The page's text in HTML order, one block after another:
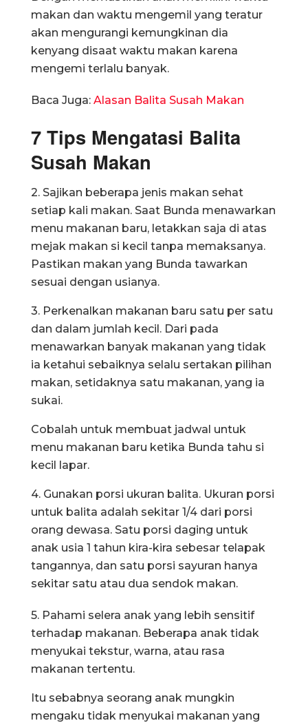
makan dan waktu mengemil yang teratur
akan mengurangi kemungkinan dia
kenyang disaat waktu makan karena
mengemi terlalu banyak.
Baca Juga: Alasan Balita Susah Makan
7 Tips Mengatasi Balita
Susah Makan
2. Sajikan beberapa jenis makan sehat
setiap kali makan. Saat Bunda menawarkan
menu makanan baru, letakkan saja di atas
mejak makan si kecil tanpa memaksanya.
Pastikan makan yang Bunda tawarkan
sesuai dengan usianya.
3. Perkenalkan makanan baru satu per satu
dan dalam jumlah kecil. Dari pada
menawarkan banyak makanan yang tidak
ia ketahui sebaiknya selalu sertakan pilihan
makan, setidaknya satu makanan, yang ia
sukai.
Cobalah untuk membuat jadwal untuk
menu makanan baru ketika Bunda tahu si
kecil lapar.
4. Gunakan porsi ukuran balita. Ukuran porsi
untuk balita adalah sekitar 1/4 dari porsi
orang dewasa. Satu porsi daging untuk
anak usia 1 tahun kira-kira sebesar telapak
tangannya, dan satu porsi sayuran hanya
sekitar satu atau dua sendok makan.
5. Pahami selera anak yang lebih sensitif
terhadap makanan. Beberapa anak tidak
menyukai tekstur, warna, atau rasa
makanan tertentu.
Itu sebabnya seorang anak mungkin
mengaku tidak menyukai makanan yang